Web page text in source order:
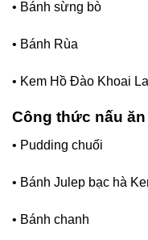
• Bánh sừng bò
• Bánh Rùa
• Kem Hồ Đào Khoai
Công thức nấu
• Pudding chuối
• Bánh Julep bạc hà
• Bánh chanh